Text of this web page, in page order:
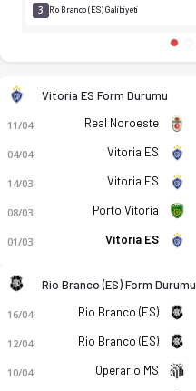
3 Rio Branco (ES) Galibiyeti
Vitoria ES Form Durumu
11/04 Real Noroeste
04/04 Vitoria ES
14/03 Vitoria ES
08/03 Porto Vitoria
01/03 Vitoria ES
Rio Branco (ES) Form Durumu
16/04 Rio Branco (ES)
12/04 Rio Branco (ES)
10/04 Operario MS